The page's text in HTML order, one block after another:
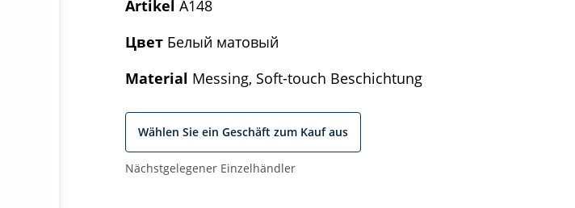
Artikel A148
Цвет Белый матовый
Material Messing, Soft-touch Beschichtung
Wählen Sie ein Geschäft zum Kauf aus
Nächstgelegener Einzelhändler